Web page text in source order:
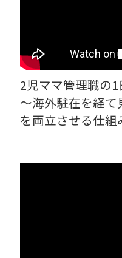
2児ママ管理職の1
～海外駐在を経て
を両立させる仕組